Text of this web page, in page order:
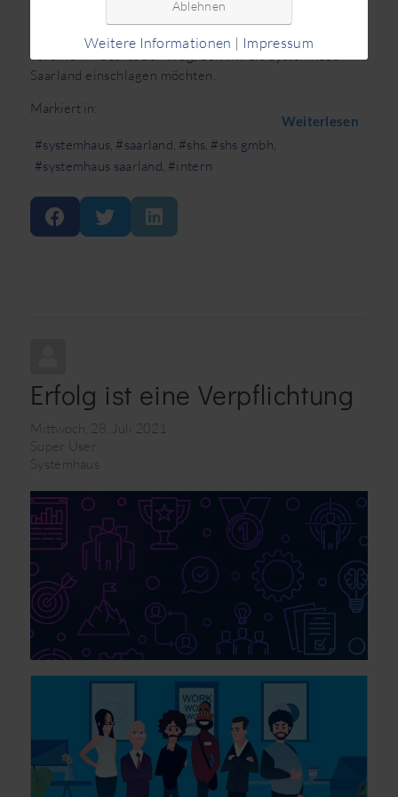
Wieso dann nicht das Beste aus beiden Sichtweisen
vereinen? - das ist der Weg, den wir als Systemhaus
Saarland einschlagen möchten.
Weiterlesen
Markiert in:
systemhaus saarland shs
shs gmbh
systemhaus saarland
intern
Erfolg ist eine Verpflichtung
Mittwoch, 28. Juli 2021
Super User
Systemhaus
Ablehnen
Weitere Informationen | Impressum